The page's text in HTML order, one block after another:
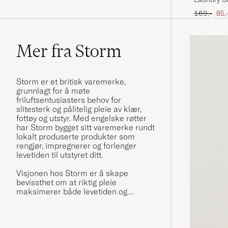
Ordinær
169,- 85,-
Mer fra Storm
Storm er et britisk varemerke,
grunnlagt for å møte
friluftsentusiasters behov for
slitesterk og pålitelig pleie av klær,
fottøy og utstyr. Med engelske røtter
har Storm bygget sitt varemerke rundt
lokalt produserte produkter som
rengjør, impregnerer og forlenger
levetiden til utstyret ditt.
Visjonen hos Storm er å skape
bevissthet om at riktig pleie
maksimerer både levetiden og